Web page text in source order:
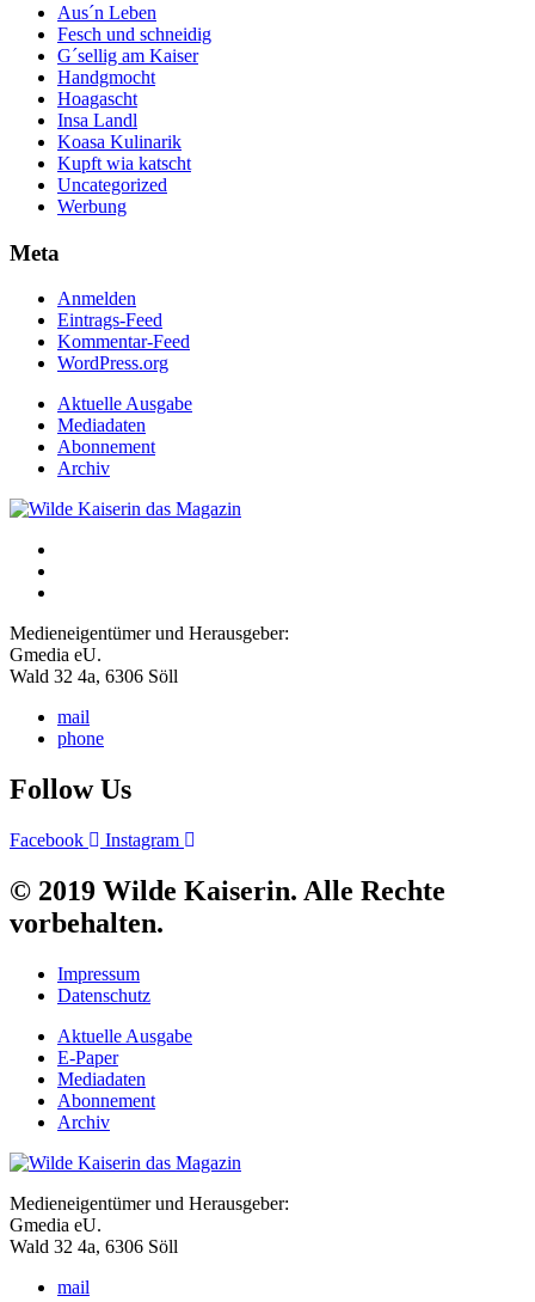
Aus´n Leben
Fesch und schneidig
G´sellig am Kaiser
Handgmocht
Hoagascht
Insa Landl
Koasa Kulinarik
Kupft wia katscht
Uncategorized
Werbung
Meta
Anmelden
Eintrags-Feed
Kommentar-Feed
WordPress.org
Aktuelle Ausgabe
Mediadaten
Abonnement
Archiv
Medieneigentümer und Herausgeber:
Gmedia eU.
Wald 32 4a, 6306 Söll
mail
phone
Follow Us
Facebook Instagram
© 2019 Wilde Kaiserin. Alle Rechte
vorbehalten.
Impressum
Datenschutz
Aktuelle Ausgabe
E-Paper
Mediadaten
Abonnement
Archiv
Medieneigentümer und Herausgeber:
Gmedia eU.
Wald 32 4a, 6306 Söll
mail